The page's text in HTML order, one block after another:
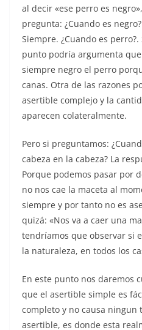
al decir «ese perro es
pregunta: ¿Cuando es
Siempre. ¿Cuando es
punto podría argumenta
siempre negro el perro
canas. Otra de las razones
asertible complejo y la
aparecen colateralmente.
Pero si preguntamos:
cabeza en la cabeza? La
Porque podemos pasar por
no nos cae la maceta al
siempre y por tanto no es
quizá: «Nos va a caer una
tendríamos que observar si
la naturaleza, en todos los
En este punto nos daremos
que el asertible simple es
completo y no causa
asertible, es donde esta